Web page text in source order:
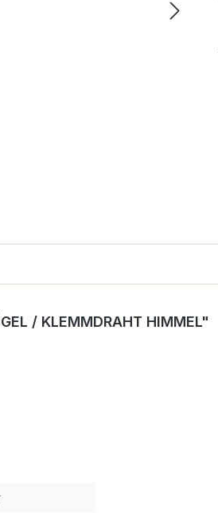
/ KLEMMDRAHT HIMMEL"